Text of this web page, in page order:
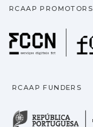
RCAAP PROMOTORS
RCAAP FUNDERS